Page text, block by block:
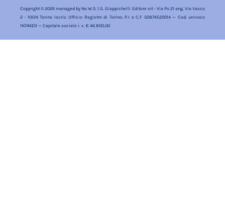
Copyright © 2026 managed by Ne.W.S. | G. Giappichelli Editore srl - Via Po 21 ang. Via Vasco
2 - 10124 Torino Iscriz. Ufficio Registro di Torino, P.I e C.F 02874520014 — Cod. univoco
1N74KED — Capitale sociale i. v. € 46.800,00